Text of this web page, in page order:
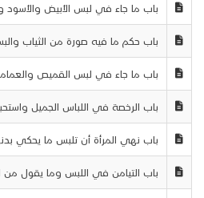
باب ما جاء في لبس الأبيض والأسود
باب حكم ما فيه صورة من الثياب
باب ما جاء في لبس القميص
باب الرخصة في اللباس الجميل
باب نهي المرأة أن تلبس ما يحكي
باب التيامن في اللبس وما يقول من